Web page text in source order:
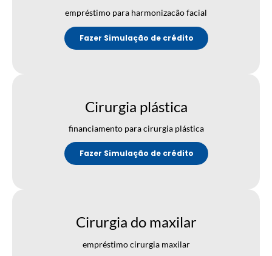
empréstimo para harmonizacão facial
Fazer Simulação de crédito
Cirurgia plástica
financiamento para cirurgia plástica
Fazer Simulação de crédito
Cirurgia do maxilar
empréstimo cirurgia maxilar